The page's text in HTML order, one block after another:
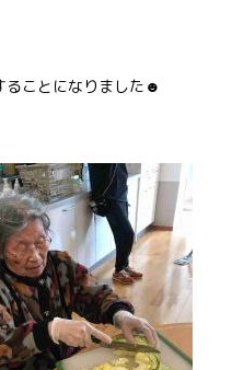
ることになりました☻